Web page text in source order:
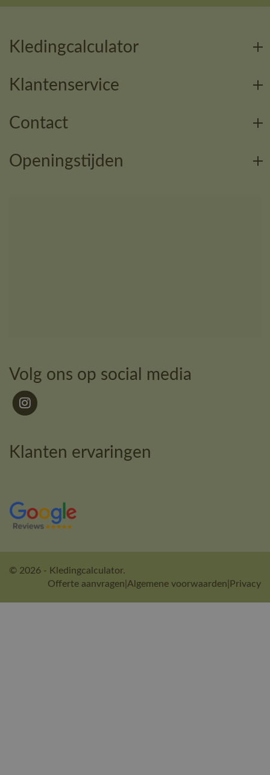
Kledingcalculator
Klantenservice
Contact
Openingstijden
Volg ons op social media
Klanten ervaringen
© 2026 - Kledingcalculator.
Offerte aanvragen Algemene voorwaarden Privacy